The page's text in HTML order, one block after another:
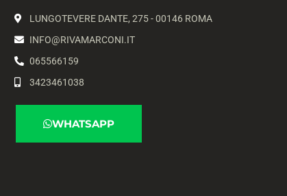
LUNGOTEVERE DANTE, 275 - 00146 ROMA
INFO@RIVAMARCONI.IT
065566159
3423461038
WHATSAPP